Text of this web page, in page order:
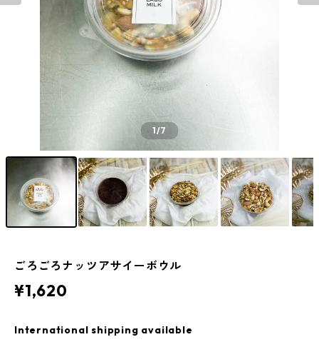
1/7
ごろごろナッツアサイーボウル
¥1,620
International shipping available